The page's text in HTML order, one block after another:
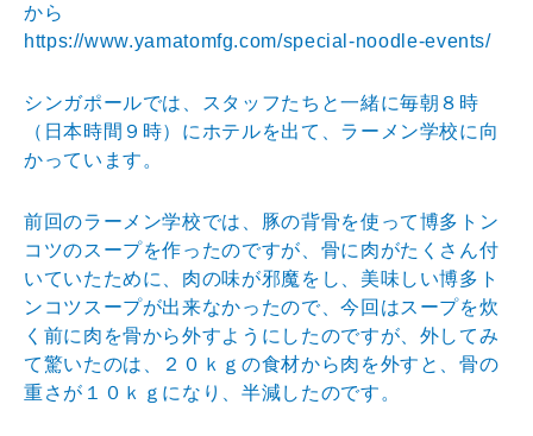
から
https://www.yamatomfg.com/special-noodle-events/
シンガポールでは、スタッフたちと一緒に毎朝８時
（日本時間９時）にホテルを出て、ラーメン学校に向
かっています。
前回のラーメン学校では、豚の背骨を使って博多トン
コツのスープを作ったのですが、骨に肉がたくさん付
いていたために、肉の味が邪魔をし、美味しい博多ト
ンコツスープが出来なかったので、今回はスープを炊
く前に肉を骨から外すようにしたのですが、外してみ
て驚いたのは、２０ｋｇの食材から肉を外すと、骨の
重さが１０ｋｇになり、半減したのです。